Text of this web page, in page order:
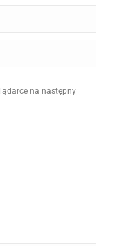
na następny